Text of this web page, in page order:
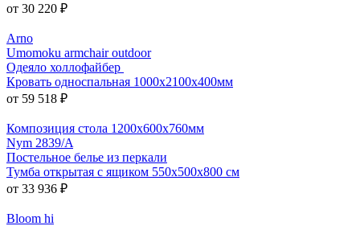
от 30 220 ₽
Arno
Umomoku armchair outdoor
Одеяло холлофайбер
Кровать односпальная 1000х2100х400мм
от 59 518 ₽
Композиция стола 1200х600х760мм
Nym 2839/A
Постельное белье из перкали
Тумба открытая с ящиком 550x500x800 см
от 33 936 ₽
Bloom hi